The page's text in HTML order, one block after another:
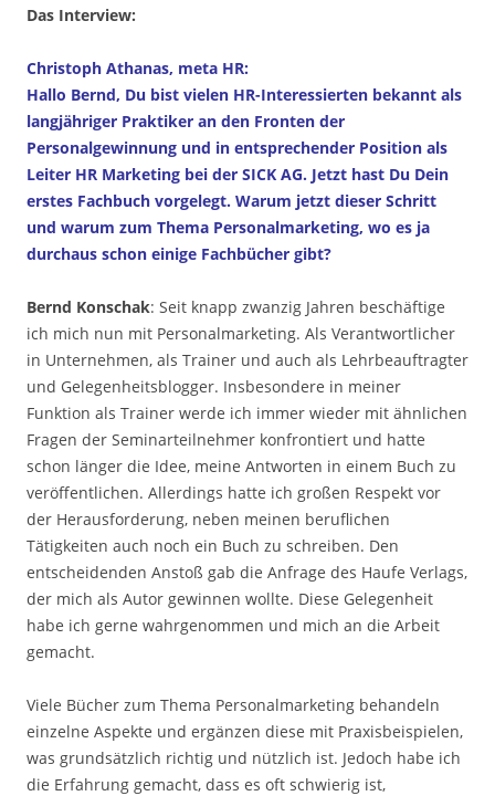
Das Interview:
Christoph Athanas, meta HR:
Hallo Bernd, Du bist vielen HR-Interessierten bekannt als
langjähriger Praktiker an den Fronten der
Personalgewinnung und in entsprechender Position als
Leiter HR Marketing bei der SICK AG. Jetzt hast Du Dein
erstes Fachbuch vorgelegt. Warum jetzt dieser Schritt
und warum zum Thema Personalmarketing, wo es ja
durchaus schon einige Fachbücher gibt?
Bernd Konschak: Seit knapp zwanzig Jahren beschäftige
ich mich nun mit Personalmarketing. Als Verantwortlicher
in Unternehmen, als Trainer und auch als Lehrbeauftragter
und Gelegenheitsblogger. Insbesondere in meiner
Funktion als Trainer werde ich immer wieder mit ähnlichen
Fragen der Seminarteilnehmer konfrontiert und hatte
schon länger die Idee, meine Antworten in einem Buch zu
veröffentlichen. Allerdings hatte ich großen Respekt vor
der Herausforderung, neben meinen beruflichen
Tätigkeiten auch noch ein Buch zu schreiben. Den
entscheidenden Anstoß gab die Anfrage des Haufe Verlags,
der mich als Autor gewinnen wollte. Diese Gelegenheit
habe ich gerne wahrgenommen und mich an die Arbeit
gemacht.
Viele Bücher zum Thema Personalmarketing behandeln
einzelne Aspekte und ergänzen diese mit Praxisbeispielen,
was grundsätzlich richtig und nützlich ist. Jedoch habe ich
die Erfahrung gemacht, dass es oft schwierig ist,